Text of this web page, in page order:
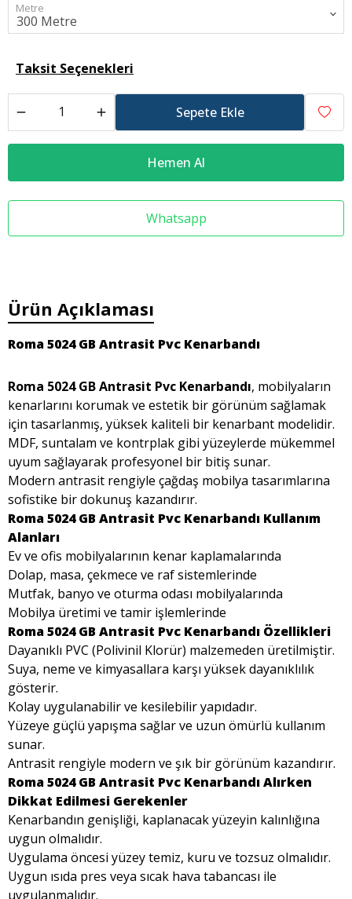
Metre
Taksit Seçenekleri
Sepete Ekle
Hemen Al
Whatsapp
Ürün Açıklaması
Roma 5024 GB Antrasit Pvc Kenarbandı
Roma 5024 GB Antrasit Pvc Kenarbandı, mobilyaların
kenarlarını korumak ve estetik bir görünüm sağlamak
için tasarlanmış, yüksek kaliteli bir kenarbant modelidir.
MDF, suntalam ve kontrplak gibi yüzeylerde mükemmel
uyum sağlayarak profesyonel bir bitiş sunar.
Modern antrasit rengiyle çağdaş mobilya tasarımlarına
sofistike bir dokunuş kazandırır.
Roma 5024 GB Antrasit Pvc Kenarbandı Kullanım
Alanları
Ev ve ofis mobilyalarının kenar kaplamalarında
Dolap, masa, çekmece ve raf sistemlerinde
Mutfak, banyo ve oturma odası mobilyalarında
Mobilya üretimi ve tamir işlemlerinde
Roma 5024 GB Antrasit Pvc Kenarbandı Özellikleri
Dayanıklı PVC (Polivinil Klorür) malzemeden üretilmiştir.
Suya, neme ve kimyasallara karşı yüksek dayanıklılık
gösterir.
Kolay uygulanabilir ve kesilebilir yapıdadır.
Yüzeye güçlü yapışma sağlar ve uzun ömürlü kullanım
sunar.
Antrasit rengiyle modern ve şık bir görünüm kazandırır.
Roma 5024 GB Antrasit Pvc Kenarbandı Alırken
Dikkat Edilmesi Gerekenler
Kenarbandın genişliği, kaplanacak yüzeyin kalınlığına
uygun olmalıdır.
Uygulama öncesi yüzey temiz, kuru ve tozsuz olmalıdır.
Uygun ısıda pres veya sıcak hava tabancası ile
uygulanmalıdır.